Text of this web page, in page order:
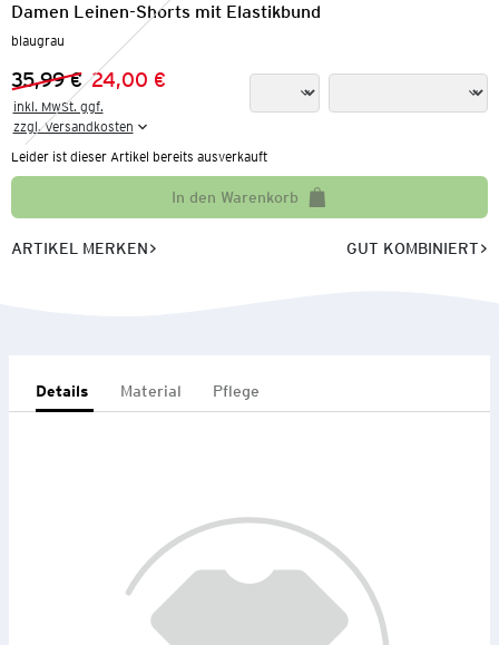
Damen Leinen-Shorts mit Elastikbund
blaugrau
Vorheriger Preis:
35,99 €
Neuer Preis:24,00 €
inkl. MwSt. ggf.
zzgl. Versandkosten
Leider ist dieser Artikel bereits ausverkauft
In den Warenkorb
ARTIKEL MERKEN GUT KOMBINIERT
Details Material Pflege